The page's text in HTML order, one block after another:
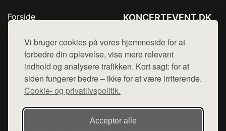
Vi bruger cookies på vores hjemmeside for at
forbedre din oplevelse, vise mere relevant
indhold og analysere trafikken. Kort sagt: for at
siden fungerer bedre – ikke for at være irriterende.
Cookie- og privatlivspolitik.
Accepter alle
Forside
Top Rabatter
Blog
Kontakt
KONCERTEVENT.DK
Mail: hej@want.dk
Cookie- og privatlivspolitik
Denne side er en del af want.dk, der udgiver en række